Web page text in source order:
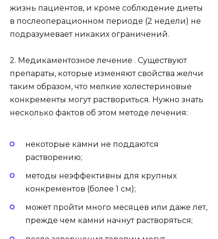
жизнь пациентов, и кроме соблюдение диеты
в послеоперационном периоде (2 недели) не
подразумевает никаких ограничений.
2. Медикаментозное лечение . Существуют
препараты, которые изменяют свойства желчи
таким образом, что мелкие холестериновые
конкременты могут раствориться. Нужно знать
несколько фактов об этом методе лечения:
некоторые камни не поддаются
растворению;
методы неэффективны для крупных
конкрементов (более 1 см);
может пройти много месяцев или даже лет,
прежде чем камни начнут растворяться;